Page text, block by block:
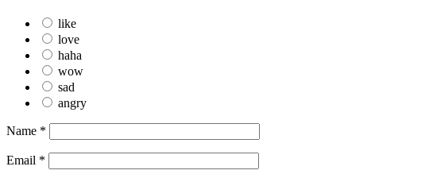
like
love
haha
wow
sad
angry
Name *
Email *